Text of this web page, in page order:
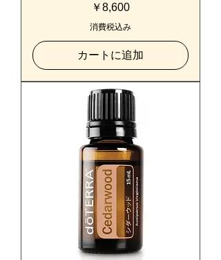
価格
￥8,600
消費税込み
カートに追加